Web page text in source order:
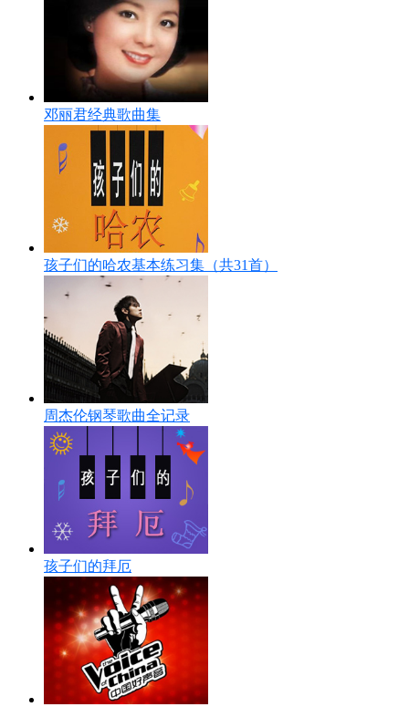
邓丽君经典歌曲集
孩子们的哈农基本练习集（共31首）
周杰伦钢琴歌曲全记录
孩子们的拜厄